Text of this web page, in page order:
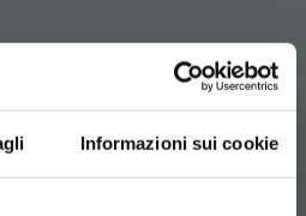
Informazioni sui cookie
5200 m2/h